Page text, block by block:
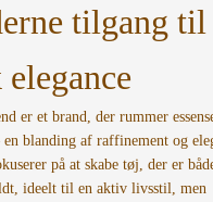
tilgang til
er et brand, der rummer
blanding af raffinement og
på at skabe tøj, der er
ideelt til en aktiv livsstil, men